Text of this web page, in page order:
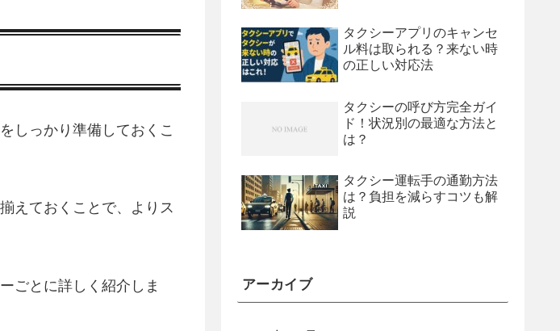
しっかり準備しておくこ
えておくことで、よりス
ごとに詳しく紹介しま
タクシーアプリのキャンセ
ル料は取られる？来ない時
の正しい対応法
タクシーの呼び方完全ガイ
ド！状況別の最適な方法と
は？
タクシー運転手の通勤方法
は？負担を減らすコツも解
説
アーカイブ